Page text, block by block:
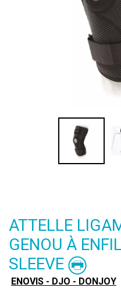
ATTELLE
GENOU À
SLEEVE
ENOVIS - DJO - DONJOY